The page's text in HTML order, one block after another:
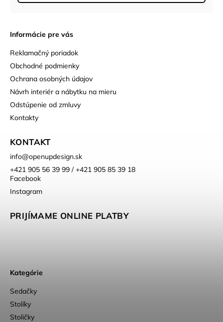
Informácie pre vás
Reklamačný poriadok
Obchodné podmienky
Ochrana osobných údajov
Návrh interiér a nábytku na mieru
Odstúpenie od zmluvy
Kontakty
KONTAKT
info@openupdesign.sk
+421 905 56 39 99 / +421 905 85 39 18
Facebook
Instagram
PRIJÍMAME ONLINE PLATBY
Kategórie
Sedačky
Stolíky
Stoličky